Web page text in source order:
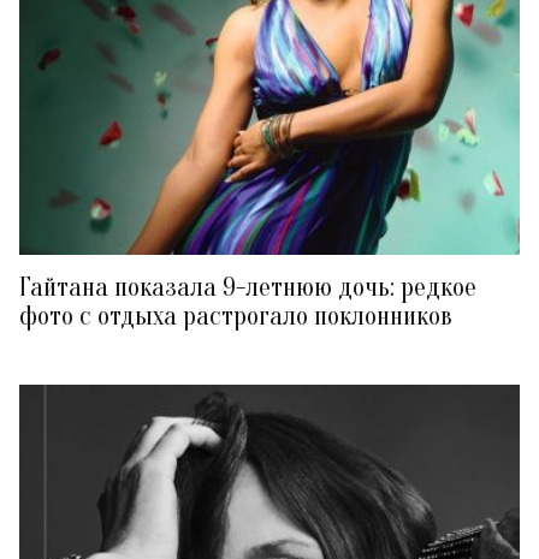
Гайтана показала 9-летнюю дочь: редкое
фото с отдыха растрогало поклонников